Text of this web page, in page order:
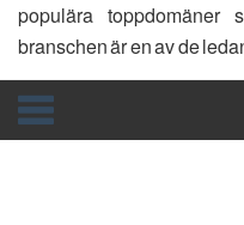
populära
branschen är en av de